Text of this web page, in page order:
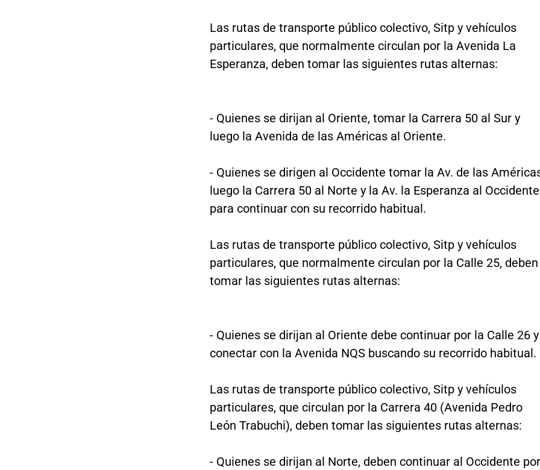
Las rutas de transporte público colectivo, Sitp y vehículos
particulares, que normalmente circulan por la Avenida La
Esperanza, deben tomar las siguientes rutas alternas:
- Quienes se dirijan al Oriente, tomar la Carrera 50 al Sur y
luego la Avenida de las Américas al Oriente.
- Quienes se dirigen al Occidente tomar la Av. de las
luego la Carrera 50 al Norte y la Av. la Esperanza al Occidente
para continuar con su recorrido habitual.
Las rutas de transporte público colectivo, Sitp y vehículos
particulares, que normalmente circulan por la Calle 25, deben
tomar las siguientes rutas alternas:
- Quienes se dirijan al Oriente debe continuar por la Calle 26 y
conectar con la Avenida NQS buscando su recorrido habitual.
Las rutas de transporte público colectivo, Sitp y vehículos
particulares, que circulan por la Carrera 40 (Avenida Pedro
León Trabuchi), deben tomar las siguientes rutas alternas:
- Quienes se dirijan al Norte, deben continuar al Occidente por